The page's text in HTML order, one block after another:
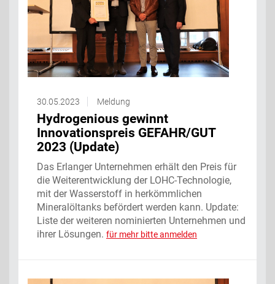
30.05.2023 Meldung
Hydrogenious gewinnt
Innovationspreis GEFAHR/GUT
2023 (Update)
Das Erlanger Unternehmen erhält den Preis für
die Weiterentwicklung der LOHC-Technologie,
mit der Wasserstoff in herkömmlichen
Mineralöltanks befördert werden kann. Update:
Liste der weiteren nominierten Unternehmen und
ihrer Lösungen. für mehr bitte anmelden